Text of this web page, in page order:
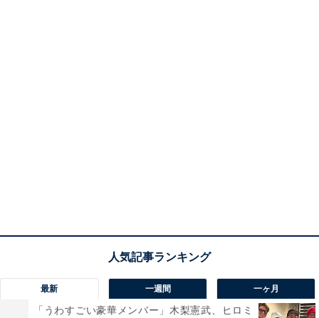
最新 一週間 一ヶ月
「うわすごい豪華メンバー」木梨憲武、ヒロミ